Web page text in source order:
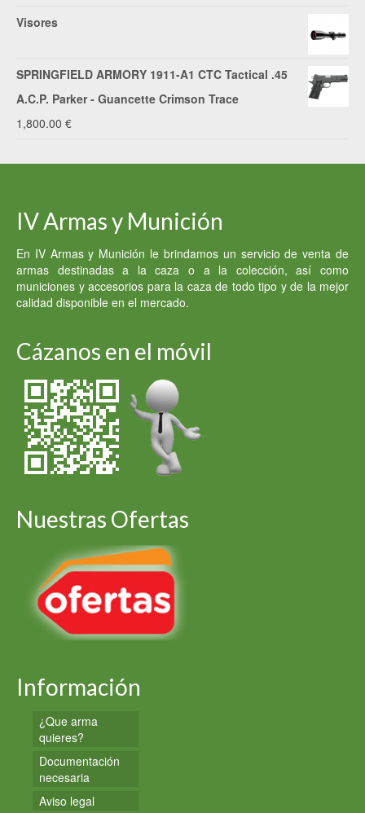
Visores
SPRINGFIELD ARMORY 1911-A1 CTC Tactical .45
A.C.P. Parker - Guancette Crimson Trace
1,800.00 €
IV Armas y Munición
En IV Armas y Munición le brindamos un servicio de venta de
armas destinadas a la caza o a la colección, así como
municiones y accesorios para la caza de todo tipo y de la mejor
calidad disponible en el mercado.
Cázanos en el móvil
Nuestras Ofertas
Información
¿Que arma
quieres?
Documentación
necesaria
Aviso legal